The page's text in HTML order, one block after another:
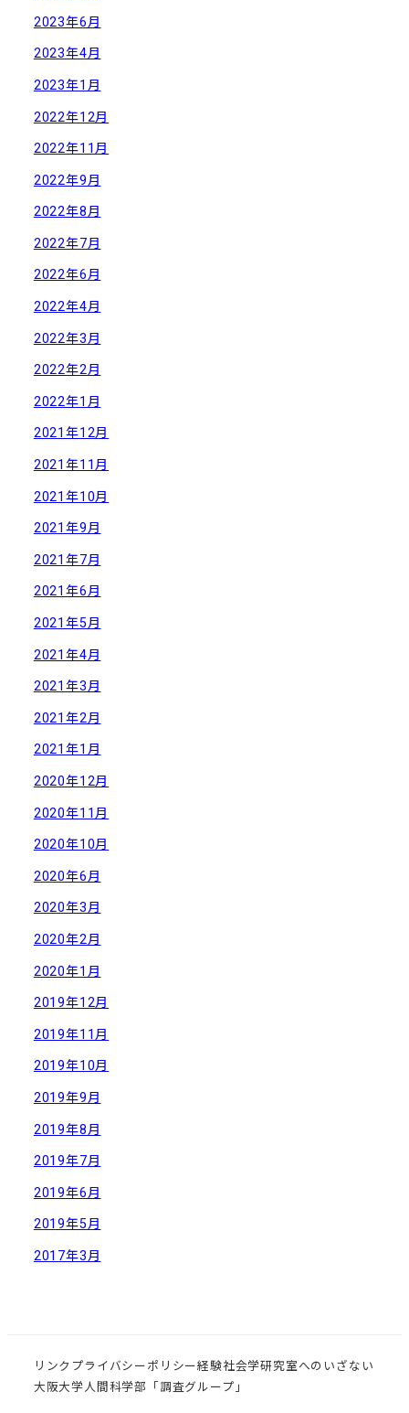
2023年6月
2023年4月
2023年1月
2022年12月
2022年11月
2022年9月
2022年8月
2022年7月
2022年6月
2022年4月
2022年3月
2022年2月
2022年1月
2021年12月
2021年11月
2021年10月
2021年9月
2021年7月
2021年6月
2021年5月
2021年4月
2021年3月
2021年2月
2021年1月
2020年12月
2020年11月
2020年10月
2020年6月
2020年3月
2020年2月
2020年1月
2019年12月
2019年11月
2019年10月
2019年9月
2019年8月
2019年7月
2019年6月
2019年5月
2017年3月
リンク プライバシーポリシー経験社会学研究室へのいざない
大阪大学人間科学部「調査グループ」